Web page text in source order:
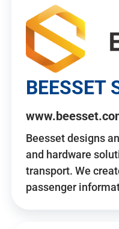
BEESSET
Beesset designs
and hardware
transport. We
passenger